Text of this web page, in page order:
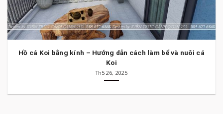
Hồ cá Koi bằng kính – Hướng dẫn cách làm bể và nuôi cá
Koi
Th5 26, 2025